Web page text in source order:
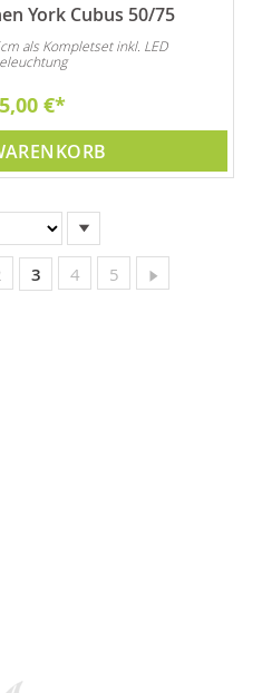
York Cubus 50/75
als Kompletset inkl. LED
€
absteigender
Reihenfolge
Sie lesen gerade Seite
3 Seite
4 Seite
5